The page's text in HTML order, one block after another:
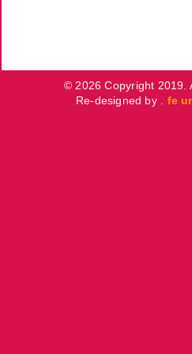
© 2026 Copyright 2019.
Re-designed by . fe